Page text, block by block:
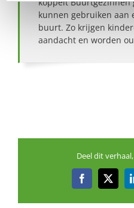
kunnen gebruiken aan
buurt. Zo krijgen
aandacht en worden
Deel dit
Facebook
X